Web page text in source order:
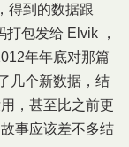
得到的数据跟
包发给 Elvik ，
年年底对那篇
几个新数据，结
，甚至比之前更
事应该差不多结